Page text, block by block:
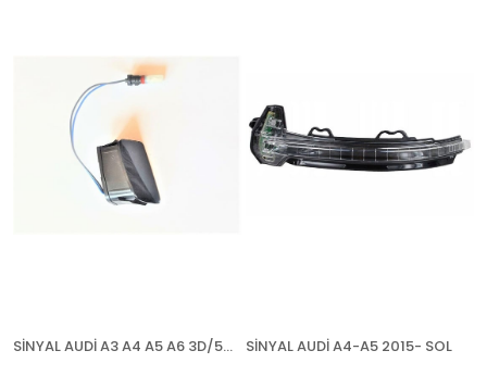
SİNYAL AUDİ A3 A4 A5 A6 3D/5D (Q3 2011-) 2008-2010 ŞERİT ASİSTANI (BLİS )SOL SİNYAL AUDİ A4-A5 2015- SOL